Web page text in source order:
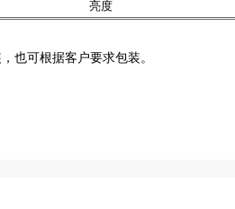
亮度
也可根据客户要求包装。